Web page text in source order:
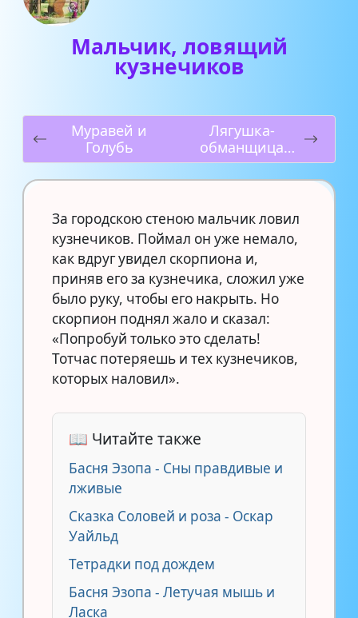
Мальчик, ловящий
кузнечиков
Муравей и
Голубь
Лягушка-
обманщица
Львица и Лиса
Лягушки,
За городскою стеною мальчик ловил
кузнечиков. Поймал он уже немало,
как вдруг увидел скорпиона и,
приняв его за кузнечика, сложил уже
было руку, чтобы его накрыть. Но
скорпион поднял жало и сказал:
«Попробуй только это сделать!
Тотчас потеряешь и тех кузнечиков,
которых наловил».
📖 Читайте также
Басня Эзопа - Сны правдивые и
лживые
Сказка Соловей и роза - Оскар
Уайльд
Тетрадки под дождем
Басня Эзопа - Летучая мышь и
Ласка